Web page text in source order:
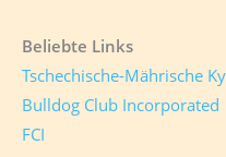
Beliebte Links
Tschechische-Mährische
Bulldog Club Incorporated
FCI